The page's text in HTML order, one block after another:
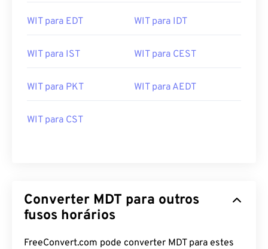
WIT para EDT WIT para IDT
WIT para IST WIT para CEST
WIT para PKT WIT para AEDT
WIT para CST
Converter MDT para outros
fusos horários
FreeConvert.com pode converter MDT para estes